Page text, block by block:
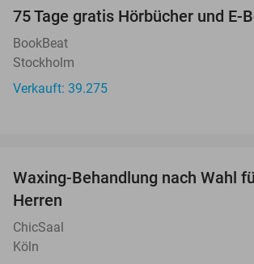
75 Tage gratis Hörbücher und E-
BookBeat
Stockholm
Verkauft: 39.275
NEW
TODAY
Waxing-Behandlung nach Wahl
Herren
ChicSaal
Köln